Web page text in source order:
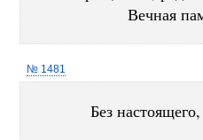
Вечная
№ 1481
Без